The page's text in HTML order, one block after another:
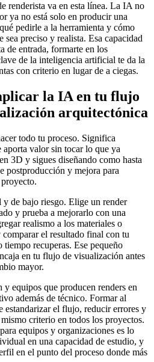
renderista va en esta línea. La IA no
ya no está solo en producir una
pedirle a la herramienta y cómo
sea preciso y realista. Esa capacidad
de entrada, formarte en los
de la inteligencia artificial te da la
con criterio en lugar de a ciegas.
la IA en tu flujo
arquitectónica
todo tu proceso. Significa
valor sin tocar lo que ya
3D y sigues diseñando como hasta
postproducción y mejora para
de bajo riesgo. Elige un render
y prueba a mejorarlo con una
realismo a los materiales o
el resultado final con tu
recuperas. Ese pequeño
en tu flujo de visualización antes
mayor.
y equipos que producen renders en
además de técnico. Formar al
estandarizar el flujo, reducir errores y
criterio en todos los proyectos.
equipos y organizaciones es lo
en una capacidad de estudio, y
en el punto del proceso donde más